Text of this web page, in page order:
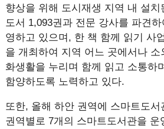
향상을 위해 도시재생 지역 내 설치
도서 1,093권과 전문 강사를 파견
영하고 있으며, 한 책 함께 읽기 사
을 개최하여 지역 어느 곳에서나
화생활을 누리며 함께 읽고 소통하
함양하도록 노력하고 있다.
또한, 올해 하안 권역에 스마트도서
권역별로 7개의 스마트도서관을 운